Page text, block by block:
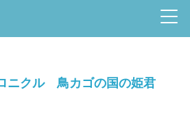
ニクル 鳥カゴの国の姫君